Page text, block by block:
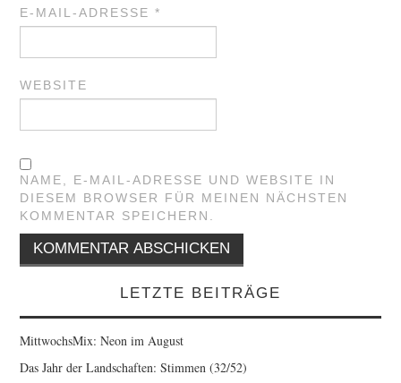
E-MAIL-ADRESSE*
WEBSITE
NAME, E-MAIL-ADRESSE UND WEBSITE IN
DIESEM BROWSER FÜR MEINEN NÄCHSTEN
KOMMENTAR SPEICHERN.
LETZTE BEITRÄGE
MittwochsMix: Neon im August
Das Jahr der Landschaften: Stimmen (32/52)